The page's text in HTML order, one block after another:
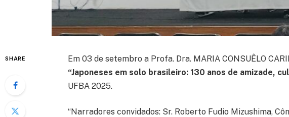
SHARE
Em 03 de setembro a Profa. Dra. MARIA CONSUÊLO
“Japoneses em solo brasileiro: 130 anos de amizade,
UFBA 2025.
“Narradores convidados: Sr. Roberto Fudio Mizushima,